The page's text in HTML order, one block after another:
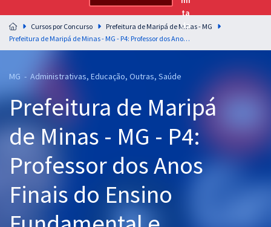
Residências Multiprofissionais
Preparação completa e intensiva para as principais
residências em saúde do Brasil
Cursos 20% OFF
Pós
Graduação
OAB
Cursos por Concurso
Prefeitura de Maripá de Minas - MG
Prefeitura de Maripá de Minas - MG - P4: Professor dos Anos Finais do Ensino Fundamental e Educação de Jovens e Adultos - Professor(a) de História
MG - Administrativas, Educação, Outras, Saúde
Prefeitura de Maripá
de Minas - MG - P4:
Professor dos Anos
Finais do Ensino